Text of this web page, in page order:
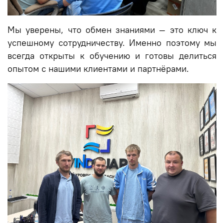
Мы уверены, что обмен знаниями — это ключ к
успешному сотрудничеству. Именно поэтому мы
всегда открыты к обучению и готовы делиться
опытом с нашими клиентами и партнёрами.